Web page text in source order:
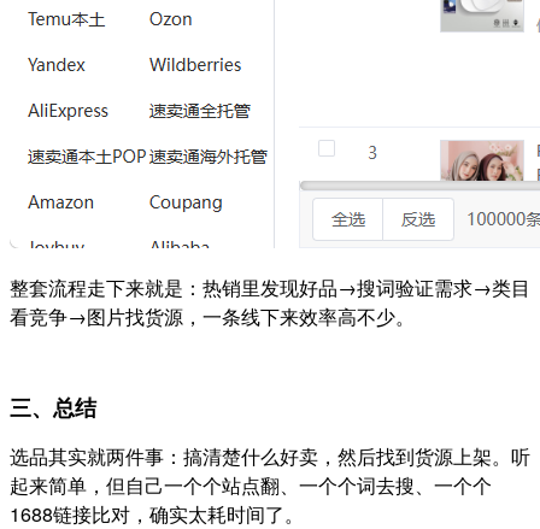
整套流程走下来就是：热销里发现好品→搜词验证需求→类目
看竞争→图片找货源，一条线下来效率高不少。
三、总结
选品其实就两件事：搞清楚什么好卖，然后找到货源上架。听
起来简单，但自己一个个站点翻、一个个词去搜、一个个
1688链接比对，确实太耗时间了。